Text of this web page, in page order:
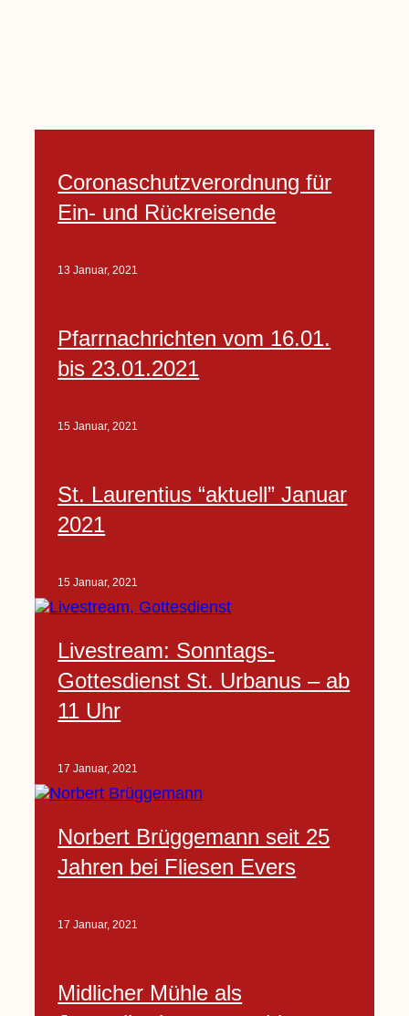
Coronaschutzverordnung für
Ein- und Rückreisende
13 Januar, 2021
Pfarrnachrichten vom 16.01.
bis 23.01.2021
15 Januar, 2021
St. Laurentius “aktuell” Januar
2021
15 Januar, 2021
Livestream: Sonntags-
Gottesdienst St. Urbanus – ab
11 Uhr
17 Januar, 2021
Norbert Brüggemann seit 25
Jahren bei Fliesen Evers
17 Januar, 2021
Midlicher Mühle als